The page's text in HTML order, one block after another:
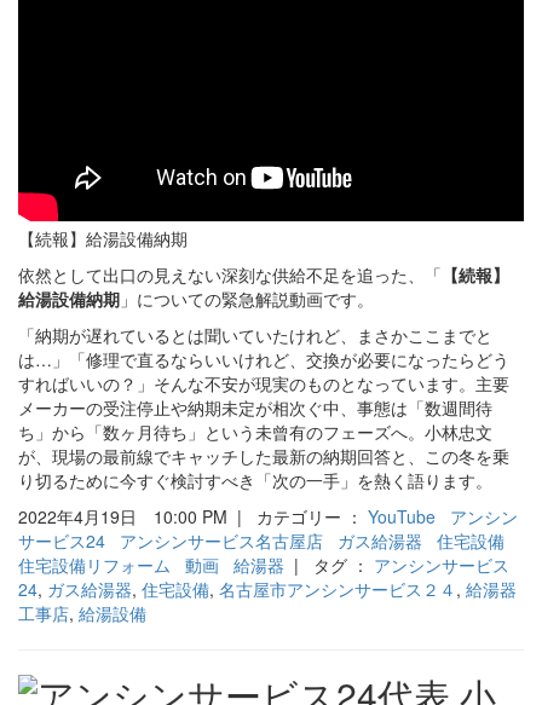
【続報】給湯設備納期
依然として出口の見えない深刻な供給不足を追った、「 【続報】
給湯設備納期 」についての緊急解説動画です。
「納期が遅れているとは聞いていたけれど、まさかここまでと
は…」「修理で直るならいいけれど、交換が必要になったらどう
すればいいの？」そんな不安が現実のものとなっています。主要
メーカーの受注停止や納期未定が相次ぐ中、事態は「数週間待
ち」から「数ヶ月待ち」という未曾有のフェーズへ。小林忠文
が、現場の最前線でキャッチした最新の納期回答と、この冬を乗
り切るために今すぐ検討すべき「次の一手」を熱く語ります。
2022年4月19日 10:00 PM | カテゴリー ： YouTube
アンシン
サービス24
アンシンサービス名古屋店 ガス給湯器
住宅設備
住宅設備リフォーム
動画 給湯器 | タグ ： アンシンサービス
24, ガス給湯器, 住宅設備, 名古屋市アンシンサービス２４ , 給湯器
工事店, 給湯設備